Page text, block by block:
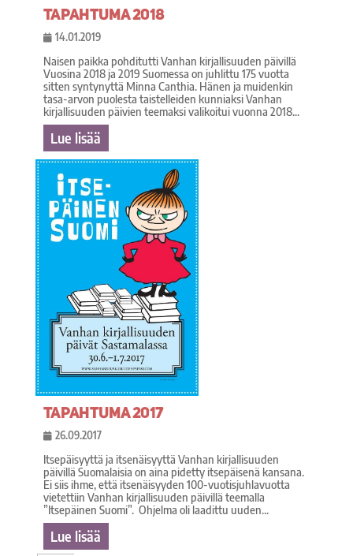
Tapahtuma 2018
14.01.2019
Naisen paikka pohditutti Vanhan kirjallisuuden päivillä
Vuosina 2018 ja 2019 Suomessa on juhlittu 175 vuotta
sitten syntynyttä Minna Canthia. Hänen ja muidenkin
tasa-arvon puolesta taistelleiden kunniaksi Vanhan
kirjallisuuden päivien teemaksi valikoitui vuonna 2018...
Lue lisää
Tapahtuma 2017
26.09.2017
Itsepäisyyttä ja itsenäisyyttä Vanhan kirjallisuuden
päivillä Suomalaisia on aina pidetty itsepäisenä kansana.
Ei siis ihme, että itsenäisyyden 100-vuotisjuhlavuotta
vietettiin Vanhan kirjallisuuden päivillä teemalla
”Itsepäinen Suomi”. Ohjelma oli laadittu uuden...
Lue lisää